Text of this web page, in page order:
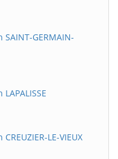
GERMAIN-
LE-VIEUX